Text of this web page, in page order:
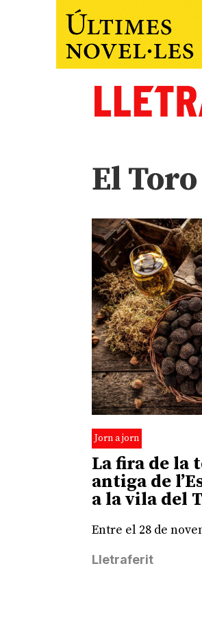
El Toro
Jorn a jorn
La fira de la
antiga de
a la vila del
Entre el 28 de
Lletraferit